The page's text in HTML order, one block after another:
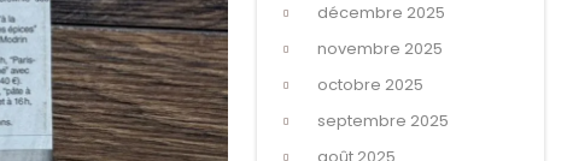
décembre 2025
novembre 2025
octobre 2025
septembre 2025